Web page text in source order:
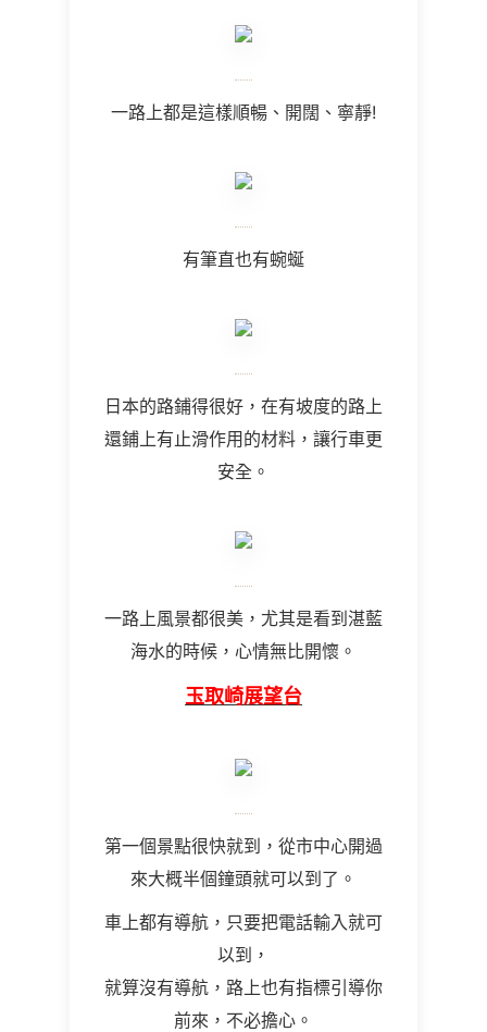
一路上都是這樣順暢、開闊、寧靜!
有筆直也有蜿蜒
日本的路鋪得很好，在有坡度的路上
還鋪上有止滑作用的材料，讓行車更
安全。
一路上風景都很美，尤其是看到湛藍
海水的時候，心情無比開懷。
玉取崎展望台
第一個景點很快就到，從市中心開過
來大概半個鐘頭就可以到了。
車上都有導航，只要把電話輸入就可
以到，
就算沒有導航，路上也有指標引導你
前來，不必擔心。